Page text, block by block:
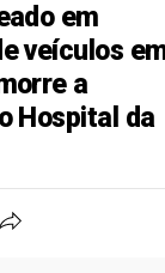
em
veículos
a
Hospital da